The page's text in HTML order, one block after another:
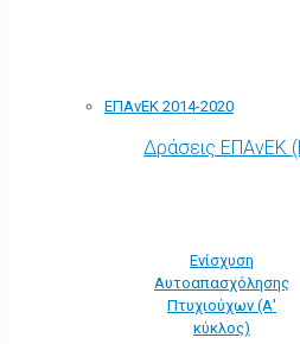
ΕΠΑνΕΚ 2014-2020
Δράσεις ΕΠΑνΕΚ
Ενίσχυση
Αυτοαπασχόλησης
Πτυχιούχων (Α'
κύκλος)